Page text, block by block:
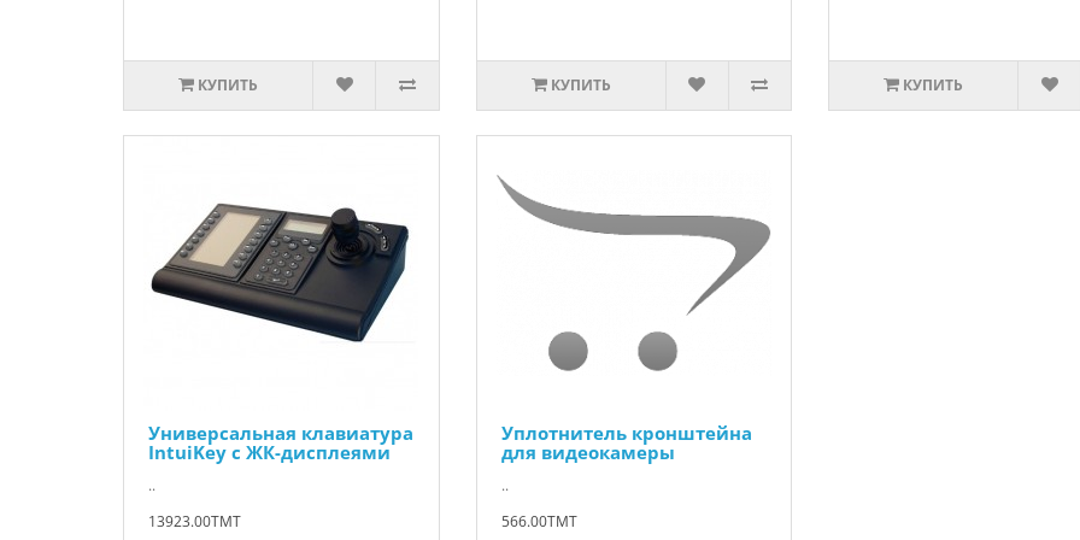
КУПИТЬ КУПИТЬ КУПИТЬ
Универсальная клавиатура
IntuiKey с ЖК-дисплеями
..
13923.00TMT
Уплотнитель кронштейна
для видеокамеры
..
566.00TMT